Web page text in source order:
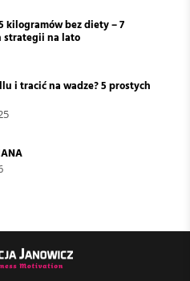
kilogramów bez diety – 7
strategii na lato
i tracić na wadze? 5 prostych